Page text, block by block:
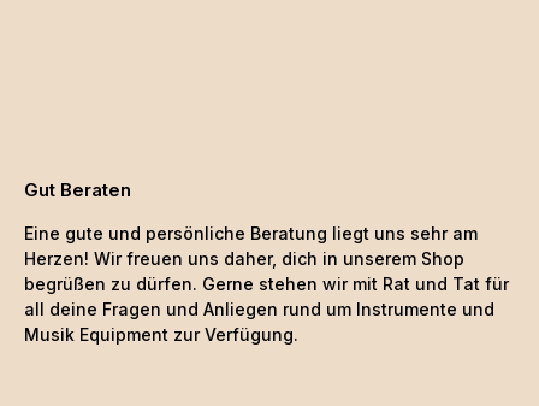
Gut Beraten
Eine gute und persönliche Beratung liegt uns sehr am
Herzen! Wir freuen uns daher, dich in unserem Shop
begrüßen zu dürfen. Gerne stehen wir mit Rat und Tat für
all deine Fragen und Anliegen rund um Instrumente und
Musik Equipment zur Verfügung.